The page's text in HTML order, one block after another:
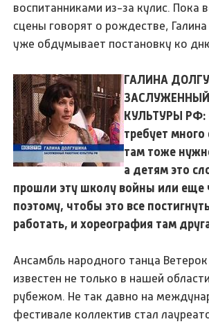
воспитанниками из-за кулис. Пока
сцены говорят о рождестве,
уже обдумывает постановку ко
ГАЛИНА
КУЛЬТУРЫ РФ:
требует много
там тоже
а детям это
прошли эту школу войны или еще
поэтому, чтобы это все
работать, и хореография там
Ансамбль народного танца
известен не только в нашей
рубежом. Не так давно на
фестивале коллектив стал